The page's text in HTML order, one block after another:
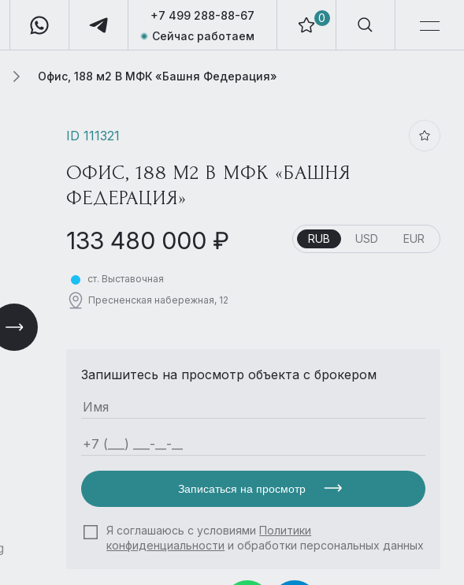
0
+7 499 288-88-67
Сейчас работаем
Офис, 188 м2 В МФК «Башня Федерация»
ID 111321
ОФИС, 188 М2 В МФК «БАШНЯ
ФЕДЕРАЦИЯ»
133 480 000 ₽ RUB USD EUR
ст. Выставочная
Пресненская набережная, 12
Запишитесь на просмотр объекта с брокером
Записаться на просмотр
Я соглашаюсь с условиямиПолитики
конфиденциальности и обработки персональных данных